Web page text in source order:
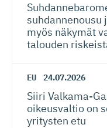
suhdannenousu
myös näkymät
talouden
EU 24.07.2026
Siiri Valkama-
oikeusvaltio on
yritysten etu